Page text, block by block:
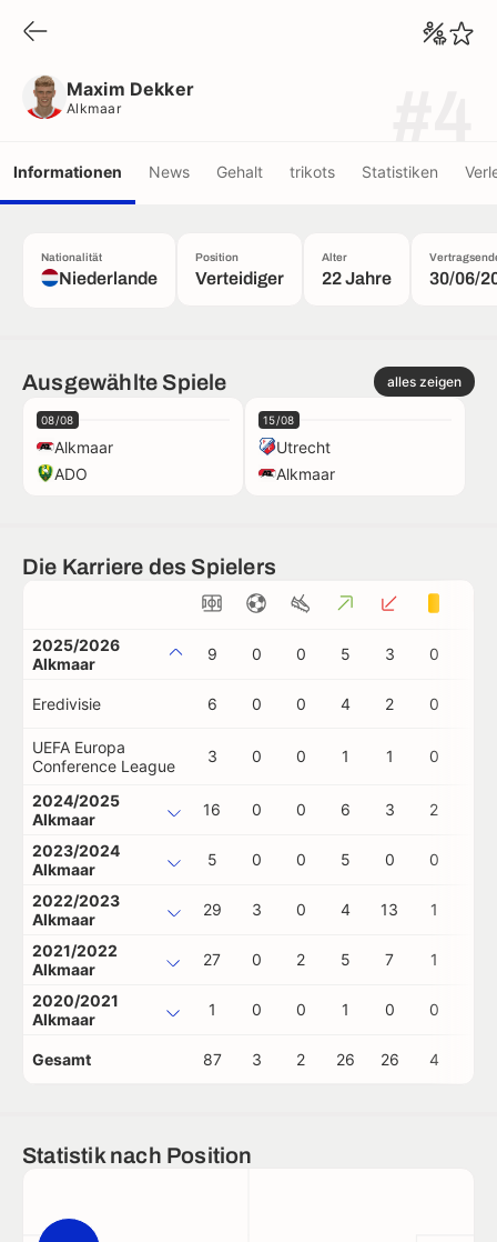
Maxim Dekker
Alkmaar
Informationen News Gehalt trikots Statistiken
Nationalität
Niederlande
Position
Verteidiger
Alter
22 Jahre 30/06/
Ausgewählte Spiele alles zeigen
08/08
Alkmaar
ADO
15/08
Utrecht
Alkmaar
Die Karriere des Spielers
2025/2026
Alkmaar
9 0 0 5 3 0
Eredivisie 6 0 0 4 2 0
UEFA Europa
Conference League
3 0 0 1 1 0
2024/2025
Alkmaar
16 0 0 6 3 2
2023/2024
Alkmaar
5 0 0 5 0 0
2022/2023
Alkmaar
29 3 0 4 13 1
2021/2022
Alkmaar
27 0 2 5 7 1
2020/2021
Alkmaar
1 0 0 1 0 0
Gesamt 87 3 2 26 26 4
Statistik nach Position